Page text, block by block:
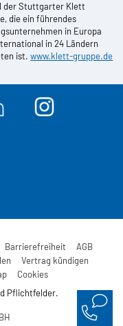
der Stuttgarter Klett
die ein führendes
in Europa
in 24 Ländern
ist.www.klett-gruppe.de
Barrierefreiheit
AGB
Vertrag kündigen
Cookies
Pflichtfelder.